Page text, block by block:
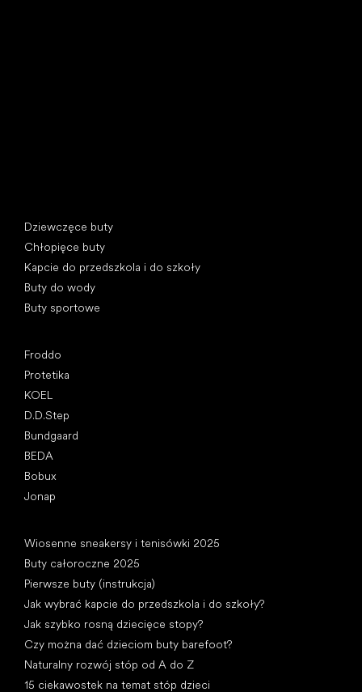
Dziewczęce buty
Chłopięce buty
Kapcie do przedszkola i do szkoły
Buty do wody
Buty sportowe
Froddo
Protetika
KOEL
D.D.Step
Bundgaard
BEDA
Bobux
Jonap
Wiosenne sneakersy i tenisówki 2025
Buty całoroczne 2025
Pierwsze buty (instrukcja)
Jak wybrać kapcie do przedszkola i do szkoły?
Jak szybko rosną dziecięce stopy?
Czy można dać dzieciom buty barefoot?
Naturalny rozwój stóp od A do Z
15 ciekawostek na temat stóp dzieci